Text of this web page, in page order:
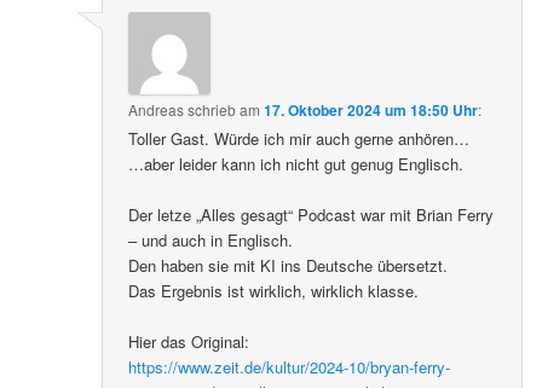
Andreasschriebam17. Oktober 2024 um 18:50 Uhr:
Toller Gast. Würde ich mir auch gerne anhören…
…aber leider kann ich nicht gut genug Englisch.
Der letze „Alles gesagt“ Podcast war mit Brian Ferry
– und auch in Englisch.
Den haben sie mit KI ins Deutsche übersetzt.
Das Ergebnis ist wirklich, wirklich klasse.
Hier das Original:
https://www.zeit.de/kultur/2024-10/bryan-ferry-